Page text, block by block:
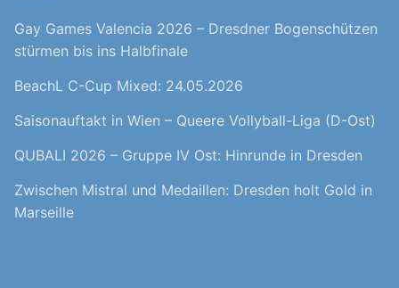
Gay Games Valencia 2026 – Dresdner Bogenschützen
stürmen bis ins Halbfinale
BeachL C-Cup Mixed: 24.05.2026
Saisonauftakt in Wien – Queere Vollyball-Liga (D-Ost)
QUBALI 2026 – Gruppe IV Ost: Hinrunde in Dresden
Zwischen Mistral und Medaillen: Dresden holt Gold in
Marseille